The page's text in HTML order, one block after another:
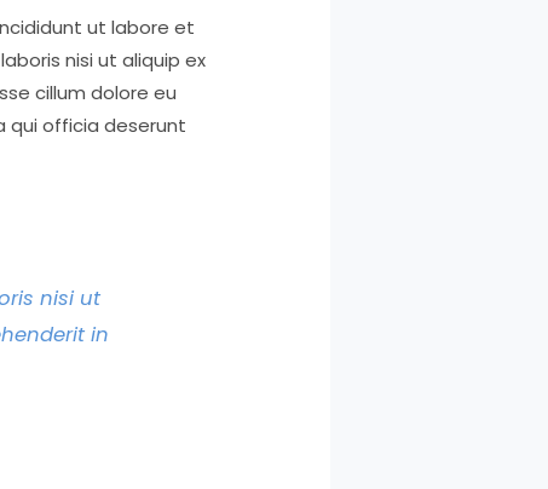
ut labore et
nisi ut aliquip ex
cillum dolore eu
qui officia deserunt
nisi ut
in